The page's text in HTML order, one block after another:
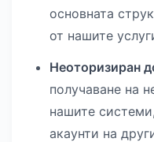
основната
от нашите
Неоторизиран
получаване на
нашите
акаунти на